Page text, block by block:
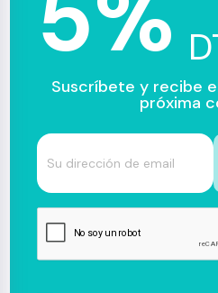
Suscríbete y recibe
próxima